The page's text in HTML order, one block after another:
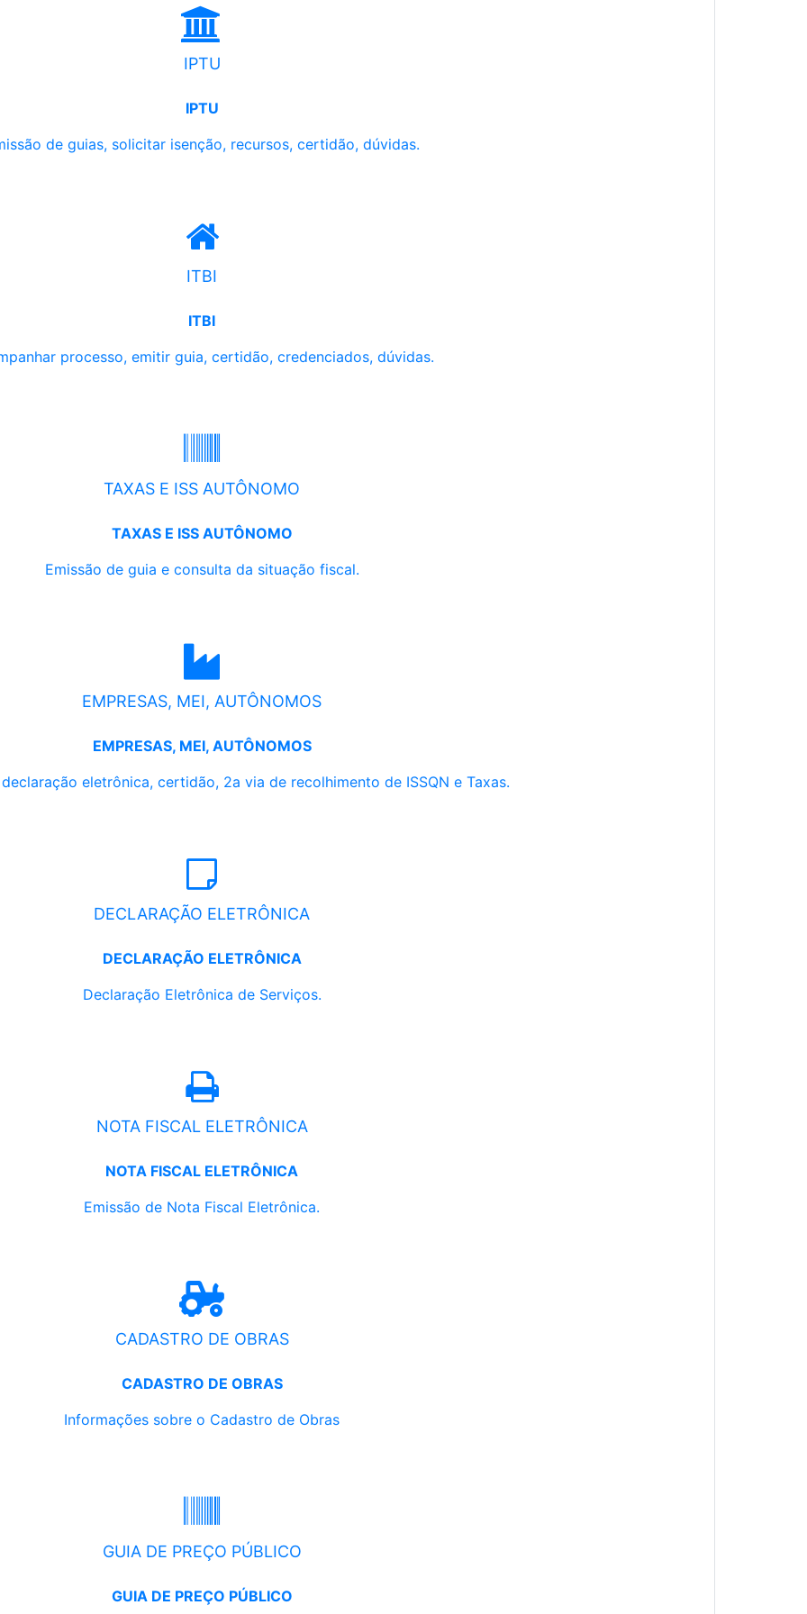
IPTU
IPTU
de guias, solicitar isenção, recursos, certidão, dúvidas.
ITBI
ITBI
processo, emitir guia, certidão, credenciados, dúvidas.
TAXAS E ISS AUTÔNOMO
TAXAS E ISS AUTÔNOMO
Emissão de guia e consulta da situação fiscal.
EMPRESAS, MEI, AUTÔNOMOS
EMPRESAS, MEI, AUTÔNOMOS
eletrônica, certidão, 2a via de recolhimento de ISSQN e Taxas.
DECLARAÇÃO ELETRÔNICA
DECLARAÇÃO ELETRÔNICA
Declaração Eletrônica de Serviços.
NOTA FISCAL ELETRÔNICA
NOTA FISCAL ELETRÔNICA
Emissão de Nota Fiscal Eletrônica.
CADASTRO DE OBRAS
CADASTRO DE OBRAS
Informações sobre o Cadastro de Obras
GUIA DE PREÇO PÚBLICO
GUIA DE PREÇO PÚBLICO